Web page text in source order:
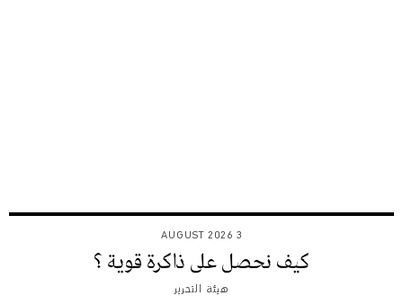
3 AUGUST 2026
كيف نحصل على ذاكرة قوية ؟
هيئة التحرير